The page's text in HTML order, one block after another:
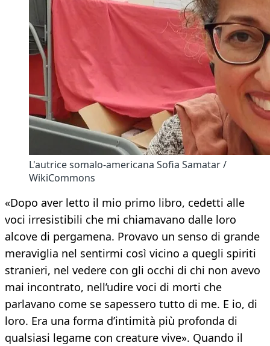
L'autrice somalo-americana Sofia Samatar /
WikiCommons
«Dopo aver letto il mio primo libro, cedetti alle
voci irresistibili che mi chiamavano dalle loro
alcove di pergamena. Provavo un senso di grande
meraviglia nel sentirmi così vicino a quegli spiriti
stranieri, nel vedere con gli occhi di chi non avevo
mai incontrato, nell’udire voci di morti che
parlavano come se sapessero tutto di me. E io, di
loro. Era una forma d’intimità più profonda di
qualsiasi legame con creature vive». Quando il